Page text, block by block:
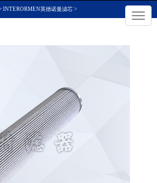
切
换
导
×
INTERORMEN英德诺曼滤芯 >